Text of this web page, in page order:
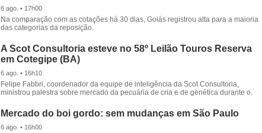
6 ago. • 17h00
Na comparação com as cotações há 30 dias, Goiás registrou alta para a maioria
das categorias da reposição.
A Scot Consultoria esteve no 58º Leilão Touros Reserva
em Cotegipe (BA)
6 ago. • 16h10
Felipe Fabbri, coordenador da equipe de inteligência da Scot Consultoria,
ministrou palestra sobre mercado da pecuária de cria e de genética durante o.
Mercado do boi gordo: sem mudanças em São Paulo
6 ago. • 16h00